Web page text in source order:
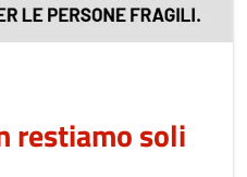
restiamo soli